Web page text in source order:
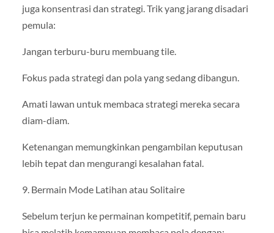
juga konsentrasi dan strategi. Trik yang jarang disadari
pemula:
Jangan terburu-buru membuang tile.
Fokus pada strategi dan pola yang sedang dibangun.
Amati lawan untuk membaca strategi mereka secara
diam-diam.
Ketenangan memungkinkan pengambilan keputusan
lebih tepat dan mengurangi kesalahan fatal.
9. Bermain Mode Latihan atau Solitaire
Sebelum terjun ke permainan kompetitif, pemain baru